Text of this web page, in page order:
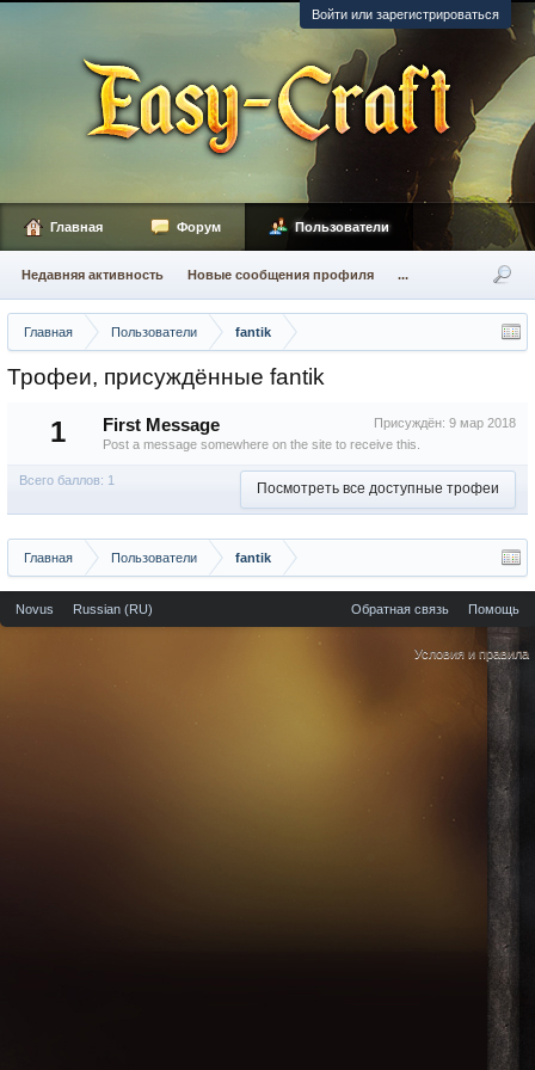
Войти или зарегистрироваться
Главная Пользователи fantik
Трофеи, присуждённые fantik
1 Присуждён: 9 мар 2018
First Message
Post a message somewhere on the site to receive this.
Всего баллов: 1 Посмотреть все доступные трофеи
Главная Пользователи fantik
Главная Форум Пользователи
Недавняя активность Новые сообщения профиля ...
Novus Russian (RU) Обратная связь Помощь
Условия и правила